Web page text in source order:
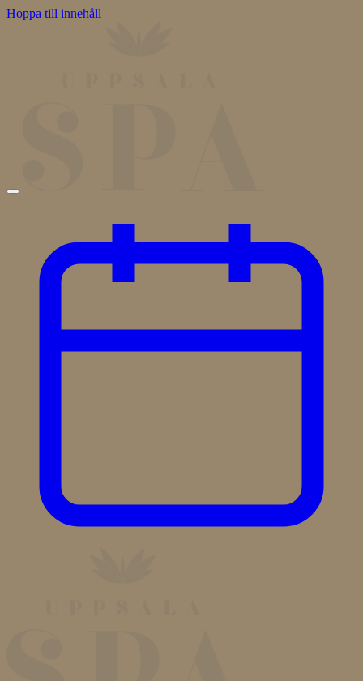
Hoppa till innehåll